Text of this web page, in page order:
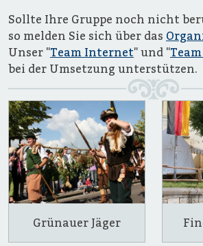
Sollte Ihre Gruppe noch nicht
so melden Sie sich über das
Unser "Team Internet" und "
bei der Umsetzung unterstützen.
Grünauer Jäger